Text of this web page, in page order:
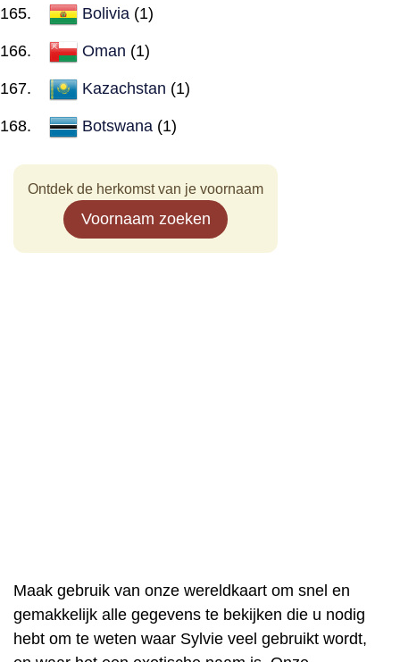
Bolivia (1)
Oman (1)
Kazachstan (1)
Botswana (1)
Ontdek de herkomst van je voornaam
Voornaam zoeken
Maak gebruik van onze wereldkaart om snel en
gemakkelijk alle gegevens te bekijken die u nodig
hebt om te weten waar Sylvie veel gebruikt wordt,